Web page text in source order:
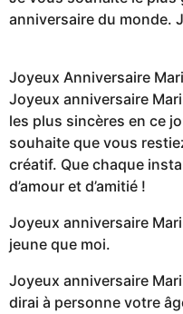
anniversaire du monde.
Joyeux Anniversaire
Joyeux anniversaire
les plus sincères en ce
souhaite que vous
créatif. Que chaque
d’amour et d’amitié !
Joyeux anniversaire
jeune que moi.
Joyeux anniversaire
dirai à personne votre